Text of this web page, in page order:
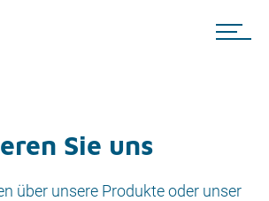
Sie uns
über unsere Produkte oder unser